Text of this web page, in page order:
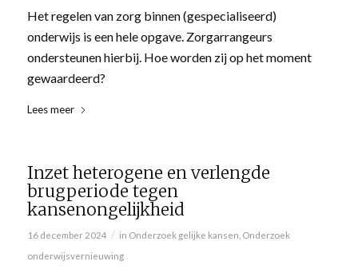
Het regelen van zorg binnen (gespecialiseerd)
onderwijs is een hele opgave. Zorgarrangeurs
ondersteunen hierbij. Hoe worden zij op het moment
gewaardeerd?
Lees meer
Inzet heterogene en verlengde
brugperiode tegen
kansenongelijkheid
16 december 2024 / in Onderzoek gelijke kansen Onderzoek
onderwijsvernieuwing